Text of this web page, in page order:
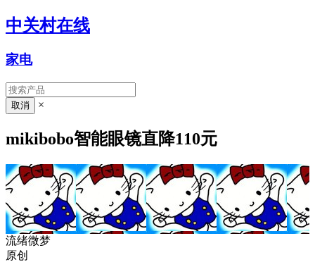
中关村在线
家电
×
mikibobo智能眼镜直降110元
流绪微梦
原创